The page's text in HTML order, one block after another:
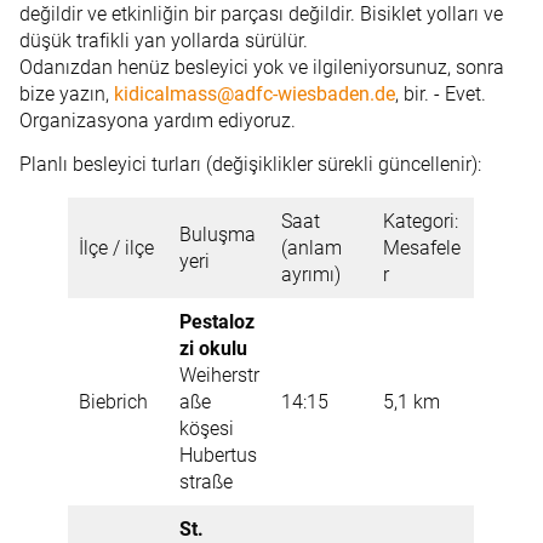
değildir ve etkinliğin bir parçası değildir. Bisiklet yolları ve
düşük trafikli yan yollarda sürülür.
Odanızdan henüz besleyici yok ve ilgileniyorsunuz, sonra
bize yazın, kidicalmass@adfc-wiesbaden.de, bir. - Evet.
Organizasyona yardım ediyoruz.
Planlı besleyici turları (değişiklikler sürekli güncellenir):
İlçe / ilçe
Buluşma
yeri
Saat
(anlam
ayrımı)
Kategori:
Mesafele
r
Biebrich
Pestaloz
zi okulu
Weiherstr
aße
köşesi
Hubertus
straße
14:15 5,1 km
St.